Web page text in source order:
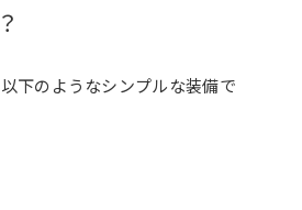
下のようなシンプルな装備で